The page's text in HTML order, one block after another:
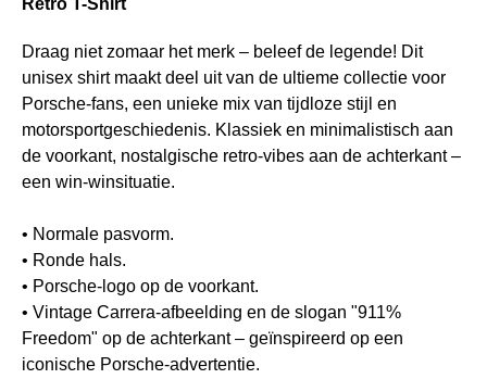
Retro T-Shirt
Draag niet zomaar het merk – beleef de legende! Dit
unisex shirt maakt deel uit van de ultieme collectie voor
Porsche-fans, een unieke mix van tijdloze stijl en
motorsportgeschiedenis. Klassiek en minimalistisch aan
de voorkant, nostalgische retro-vibes aan de achterkant –
een win-winsituatie.
• Normale pasvorm.
• Ronde hals.
• Porsche-logo op de voorkant.
• Vintage Carrera-afbeelding en de slogan "911%
Freedom" op de achterkant – geïnspireerd op een
iconische Porsche-advertentie.